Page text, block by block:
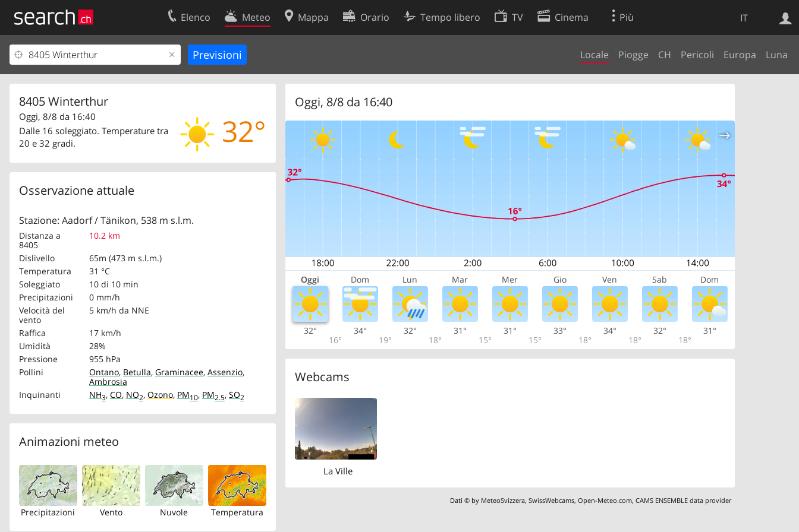
IT
Elenco Meteo Mappa Orario Tempo libero TV Cinema Più
Locale Piogge CH Pericoli Europa Luna
8405 Winterthur
32°
Oggi, 8/8 da 16:40
Dalle 16 soleggiato. Temperature tra
20 e 32 gradi.
Osservazione attuale
Stazione: Aadorf / Tänikon, 538 m s.l.m.
Distanza a
8405
10.2 km
Dislivello
65m (473 m s.l.m.)
Temperatura
31 °C
Soleggiato
10 di 10 min
Precipitazioni
0 mm/h
Velocità del
vento
5 km/h da NNE
Raffica
17 km/h
Umidità
28%
Pressione
955 hPa
Pollini
Ontano, Betulla, Graminacee, Assenzio,
Ambrosia
Inquinanti
NH3, CO, NO2, Ozono, PM10, PM2.5, SO2
Animazioni meteo
Precipitazioni Vento Nuvole Temperatura
Oggi, 8/8 da 16:40
Oggi Dom Lun Mar Mer Gio Ven Sab Dom
32°
16°
34°
19°
32°
18°
31°
15°
31°
15°
33°
18°
34°
18°
32°
18°
31°
Webcams
La Ville
Dati © by MeteoSvizzera,SwissWebcams,Open-Meteo.com,CAMS ENSEMBLE data provider
Ricerca Web
Il vostro profolio
Area clienti
Informazioni Legali
Contatti
Condizioni d’uso
Preferenze cookie